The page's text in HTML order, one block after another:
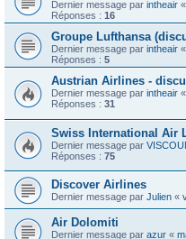
Dernier message par intheair «
Réponses : 16
Groupe Lufthansa
Dernier message par intheair «
Réponses : 5
Austrian Airlines -
Dernier message par intheair «
Réponses : 31
Swiss International Air
Dernier message par
Réponses : 75
Discover Airlines
Dernier message par Julien «
Air Dolomiti
Dernier message par azur «